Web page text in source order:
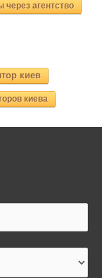
через агентство
киев
киева